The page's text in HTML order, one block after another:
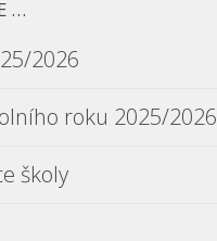
…
2026
roku 2025/2026
školy